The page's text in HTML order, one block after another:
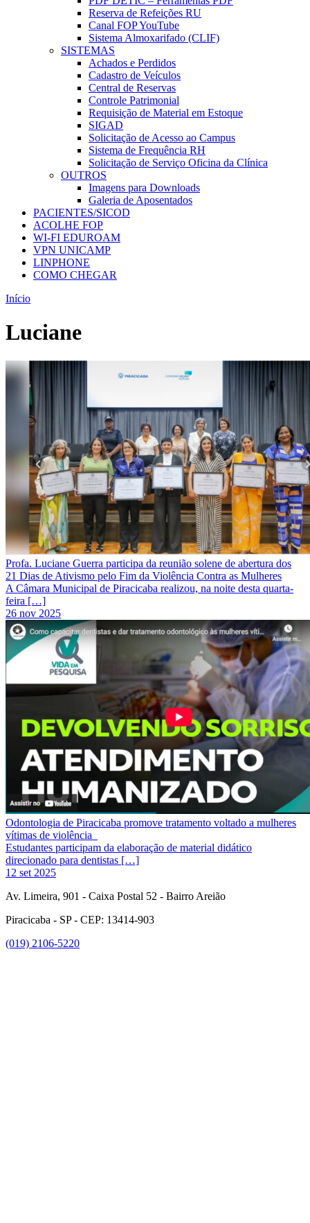
Reserva de Refeições RU
Canal FOP YouTube
Sistema Almoxarifado (CLIF)
SISTEMAS
Achados e Perdidos
Cadastro de Veículos
Central de Reservas
Controle Patrimonial
Requisição de Material em Estoque
SIGAD
Solicitação de Acesso ao Campus
Sistema de Frequência RH
Solicitação de Serviço Oficina da Clínica
OUTROS
Imagens para Downloads
Galeria de Aposentados
PACIENTES/SICOD
ACOLHE FOP
WI-FI EDUROAM
VPN UNICAMP
LINPHONE
COMO CHEGAR
Início
Luciane
Profa. Luciane Guerra participa da reunião solene de abertura dos
21 Dias de Ativismo pelo Fim da Violência Contra as Mulheres
A Câmara Municipal de Piracicaba realizou, na noite desta quarta-
feira […]
26 nov 2025
Odontologia de Piracicaba promove tratamento voltado a mulheres
vítimas de violência
Estudantes participam da elaboração de material didático
direcionado para dentistas […]
12 set 2025
Av. Limeira, 901 - Caixa Postal 52 - Bairro Areião
Piracicaba - SP - CEP: 13414-903
(019) 2106-5220